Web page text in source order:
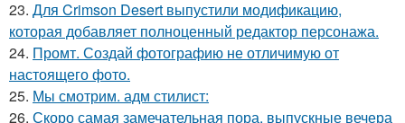
23. Для Crimson Desert выпустили модификацию,
которая добавляет полноценный редактор персонажа.
24. Промт. Создай фотографию не отличимую от
настоящего фото.
25. Мы смотрим. адм стилист:
26. Скоро самая замечательная пора, выпускные вечера